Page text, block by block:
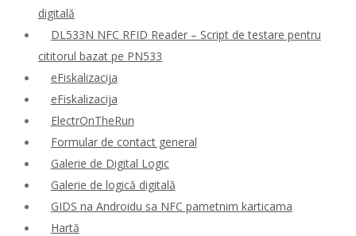
digitală
DL533N NFC RFID Reader – Script de testare pentru
cititorul bazat pe PN533
eFiskalizacija
eFiskalizacija
ElectrOnTheRun
Formular de contact general
Galerie de Digital Logic
Galerie de logică digitală
GIDS na Androidu sa NFC pametnim karticama
Hartă